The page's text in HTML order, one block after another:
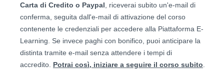
Carta di Credito o Paypal , riceverai subito un'e-mail di
conferma, seguita dall'e-mail di attivazione del corso
contenente le credenziali per accedere alla Piattaforma E-
Learning. Se invece paghi con bonifico, puoi anticipare la
distinta tramite e-mail senza attendere i tempi di
accredito. Potrai così, iniziare a seguire il corso subito